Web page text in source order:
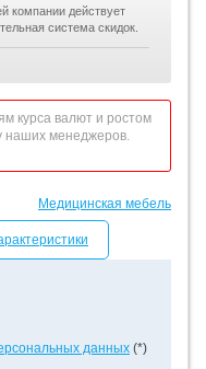
данных (*)
компании действует
система скидок.
курса валют и ростом
наших менеджеров.
Медицинская мебель